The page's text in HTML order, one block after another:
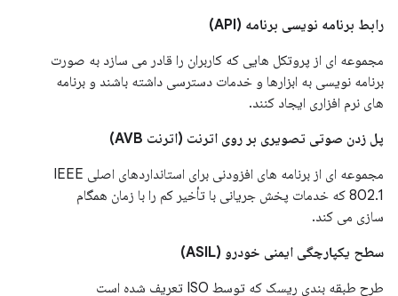
رابط برنامه نویسی برنامه (API)
مجموعه ای از پروتکل هایی که کاربران را قادر می سازد به صورت
برنامه نویسی به ابزارها و خدمات دسترسی داشته باشند و برنامه
های نرم افزاری ایجاد کنند.
پل زدن صوتی تصویری بر روی اترنت (اترنت AVB)
مجموعه ای از برنامه های افزودنی برای استانداردهای اصلی IEEE
802.1 که خدمات پخش جریانی با تأخیر کم را با زمان همگام
سازی می کند.
سطح یکپارچگی ایمنی خودرو (ASIL)
طرح طبقه بندی ریسک که توسط ISO تعریف شده است